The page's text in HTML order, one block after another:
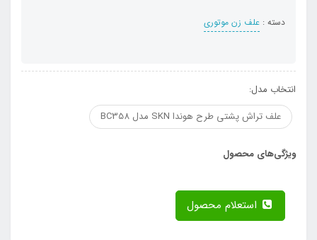
دسته : علف زن موتوری
انتخاب مدل:
علف تراش پشتی طرح هوندا SKN مدل BC358
ویژگی‌های محصول